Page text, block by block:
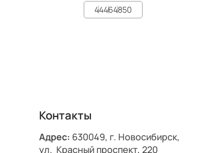
44464850
Контакты
Адрес: 630049, г. Новосибирск,
ул. Красный проспект, 220